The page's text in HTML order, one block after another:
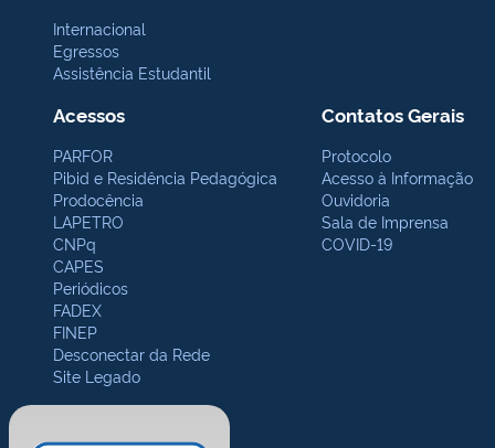
Internacional
Egressos
Assistência Estudantil
Acessos
PARFOR
Pibid e Residência Pedagógica
Prodocência
LAPETRO
CNPq
CAPES
Periódicos
FADEX
FINEP
Desconectar da Rede
Site Legado
Contatos Gerais
Protocolo
Acesso à Informação
Ouvidoria
Sala de Imprensa
COVID-19